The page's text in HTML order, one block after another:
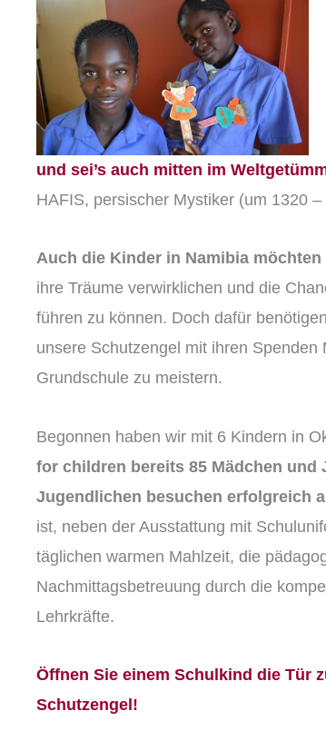
und sei’s auch mitten im
HAFIS, persischer Mystiker (um 1320 –
Auch die Kinder in Namibia
ihre Träume verwirklichen und die
führen zu können. Doch dafür
unsere Schutzengel mit ihren
Grundschule zu meistern.
Begonnen haben wir mit 6 Kindern in
for children bereits 85 Mädchen und
Jugendlichen besuchen erfolgreich
ist, neben der Ausstattung mit
täglichen warmen Mahlzeit, die
Nachmittagsbetreuung durch die
Lehrkräfte.
Öffnen Sie einem Schulkind die Tür
Schutzengel!